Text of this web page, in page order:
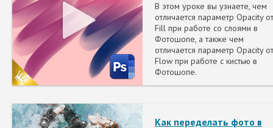
В этом уроке вы узнаете, чем
отличается параметр Opacity от
Fill при работе со слоями в
Фотошопе, а также чем
отличается параметр Opacity от
Flow при работе с кистью в
Фотошопе.
Как переделать фото в